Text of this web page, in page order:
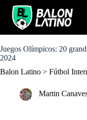
o
c
n
Juegos Olímpicos: 20
2024
Balon Latino > Fútbol
Martin